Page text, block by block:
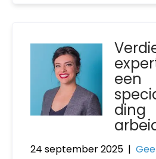
een
ding
24 september 2025 |